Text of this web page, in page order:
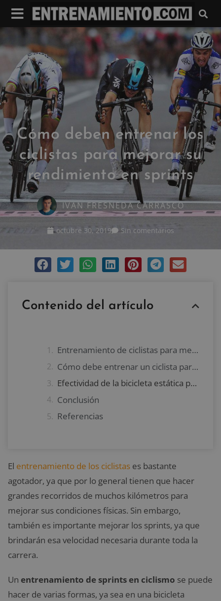
Cómo deben entrenar los
ciclistas para mejorar su
rendimiento en sprints
IVAN FRESNEDA CARRASCO
octubre 30, 2019 Sin comentarios
Contenido del artículo
Entrenamiento de ciclistas para mejorar los sprints
Cómo debe entrenar un ciclista para mejorar sus sprints
Efectividad de la bicicleta estática para mejorar en sprints
Conclusión
Referencias
El entrenamiento de los ciclistas es bastante
agotador, ya que por lo general tienen que hacer
grandes recorridos de muchos kilómetros para
mejorar sus condiciones físicas. Sin embargo,
también es importante mejorar los sprints, ya que
brindarán esa velocidad necesaria durante toda la
carrera.
Un entrenamiento de sprints en ciclismo se puede
hacer de varias formas, ya sea en una bicicleta